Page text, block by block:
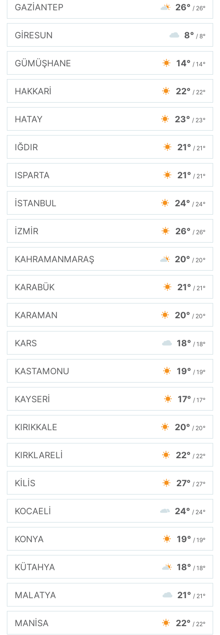
GAZİANTEP 26° / 26°
GİRESUN 8° / 8°
GÜMÜŞHANE 14° / 14°
HAKKARİ 22° / 22°
HATAY 23° / 23°
IĞDIR 21° / 21°
ISPARTA 21° / 21°
İSTANBUL 24° / 24°
İZMİR 26° / 26°
KAHRAMANMARAŞ 20° / 20°
KARABÜK 21° / 21°
KARAMAN 20° / 20°
KARS 18° / 18°
KASTAMONU 19° / 19°
KAYSERİ 17° / 17°
KIRIKKALE 20° / 20°
KIRKLARELİ 22° / 22°
KİLİS 27° / 27°
KOCAELİ 24° / 24°
KONYA 19° / 19°
KÜTAHYA 18° / 18°
MALATYA 21° / 21°
MANİSA 22° / 22°